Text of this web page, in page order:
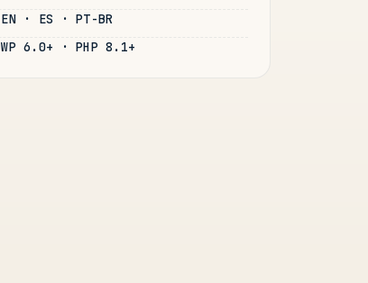
EN · ES · PT-BR
WP 6.0+ · PHP 8.1+